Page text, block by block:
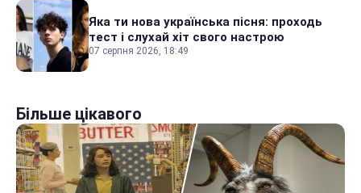
Яка ти нова українська пісня: проходь
тест і слухай хіт свого настрою
07 серпня 2026, 18:49
Більше цікавого